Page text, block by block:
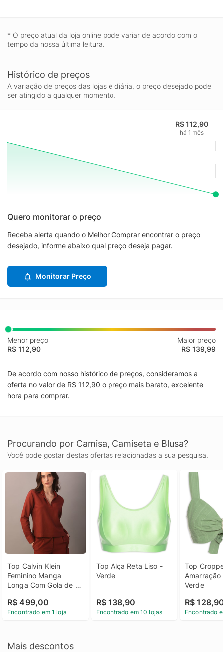
* O preço atual da loja online pode variar de acordo com o
tempo da nossa última leitura.
Histórico de preços
A variação de preços das lojas é diária, o preço desejado pode
ser atingido a qualquer momento.
R$ 112,90
há 1 mês
Quero monitorar o preço
Receba alerta quando o Melhor Comprar encontrar o preço
desejado, informe abaixo qual preço deseja pagar.
Monitorar Preço
Menor preço
R$ 112,90
Maior preço
R$ 139,99
De acordo com nosso histórico de preços, consideramos a
oferta no valor de R$ 112,90 o preço mais barato, excelente
hora para comprar.
Procurando por Camisa, Camiseta e Blusa?
Você pode gostar destas ofertas relacionadas a sua pesquisa.
Top Calvin Klein
Feminino Manga
Longa Com Gola de
Top Calvin Klein
Feminino Manga
R$ 499,00
Encontrado em 1 loja
Top Alça Reta Liso -
Verde
R$ 138,90
Encontrado em 10 lojas
Top
Amarração
Verde
R$
Encontrado
Mais descontos